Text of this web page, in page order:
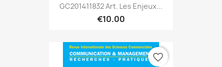
GC201411832 Art. Les Enjeux...
€10.00
favorite_border